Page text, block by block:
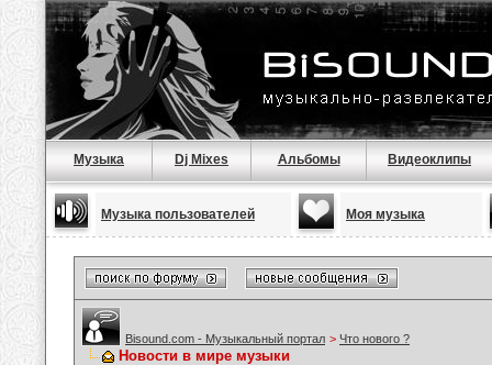
Музыка Dj Mixes Альбомы Видеоклипы
Музыка пользователей Моя музыка
Bisound.com - Музыкальный портал > Что нового ?
Новости в мире музыки